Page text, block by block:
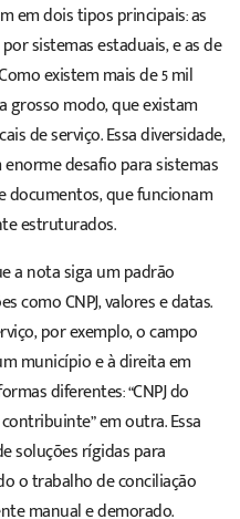
em dois tipos principais: as
sistemas estaduais, e as de
existem mais de 5 mil
grosso modo, que existam
de serviço. Essa diversidade,
desafio para sistemas
documentos, que funcionam
estruturados.
a nota siga um padrão
como CNPJ, valores e datas.
por exemplo, o campo
município e à direita em
diferentes: “CNPJ do
em outra. Essa
soluções rígidas para
o trabalho de conciliação
manual e demorado.